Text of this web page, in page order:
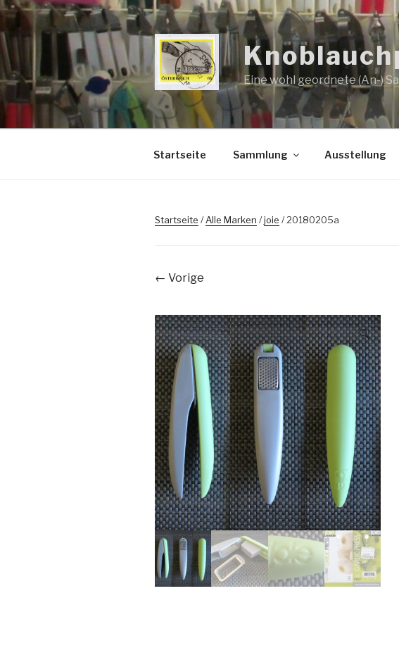
Zum
Inhalt
springen
Eine wohl geordnete (An-)
Startseite Sammlung Ausstellung
Startseite /Alle Marken /joie / 20180205a
← Vorige
🔍